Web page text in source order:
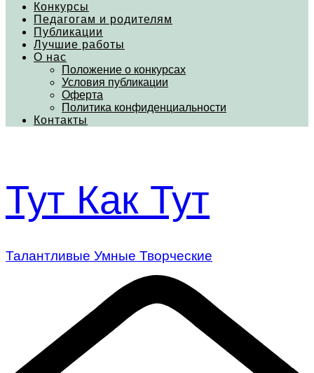
Конкурсы
Педагогам и родителям
Публикации
Лучшие работы
О нас
Положение о конкурсах
Условия публикации
Оферта
Политика конфиденциальности
Контакты
Тут Как Тут
Талантливые Умные Творческие